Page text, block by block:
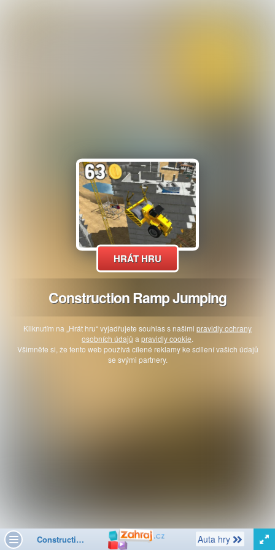
HRÁT HRU
Construction Ramp Jumping
Kliknutím na „Hrát hru“ vyjadřujete souhlas s našimi pravidly ochrany
osobních údajů a pravidly cookie
Všimněte si, že tento web používá cílené reklamy ke sdílení vašich údajů
se svými partnery.
Toggle
Construction Ramp Jumping Další
Auta hry